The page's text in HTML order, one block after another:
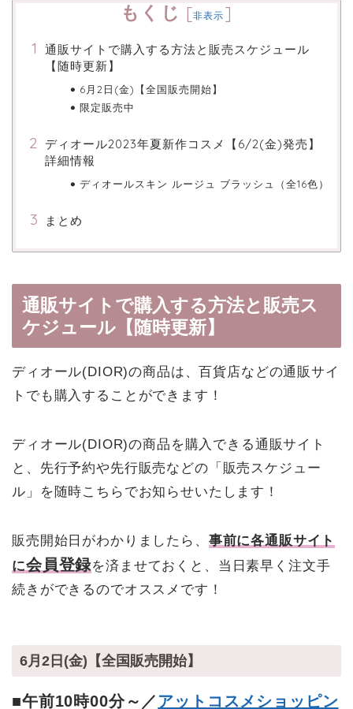
もくじ [非表示 ]
通販サイトで購入する方法と販売スケジュール
【随時更新】
6月2日(金)【全国販売開始】
限定販売中
ディオール2023年夏新作コスメ【6/2(金)発売】
詳細情報
ディオールスキン ルージュ ブラッシュ（全16色）
まとめ
通販サイトで購入する方法と販売ス
ケジュール【随時更新】
ディオール(DIOR)の商品は、百貨店などの通販サイ
トでも購入することができます！
ディオール(DIOR)の商品を購入できる通販サイト
と、先行予約や先行販売などの「販売スケジュー
ル」を随時こちらでお知らせいたします！
販売開始日がわかりましたら、 事前に各通販サイト
に会員登録を済ませておくと、当日素早く注文手
続きができるのでオススメです！
6月2日(金)【全国販売開始】
■午前10時00分～／ アットコスメショッピン